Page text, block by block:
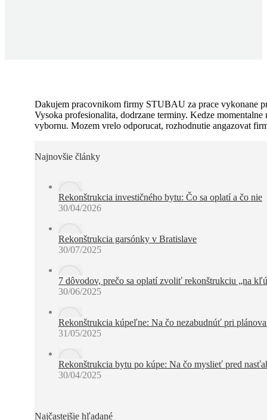
Dakujem pracovnikom firmy STUBAU za prace vykonane
Vysoka profesionalita, dodrzane terminy. Kedze
vybornu. Mozem vrelo odporucat, rozhodnutie angazovat
Najnovšie články
Rekonštrukcia investičného bytu: Čo sa oplatí a čo nie
30/04/2026
Rekonštrukcia garsónky v Bratislave
30/07/2025
7 dôvodov, prečo sa oplatí zvoliť rekonštrukciu „na
30/06/2025
Rekonštrukcia kúpeľne: Na čo nezabudnúť pri
31/05/2025
Rekonštrukcia bytu po kúpe: Na čo myslieť pred
30/04/2025
Najčastejšie hľadané